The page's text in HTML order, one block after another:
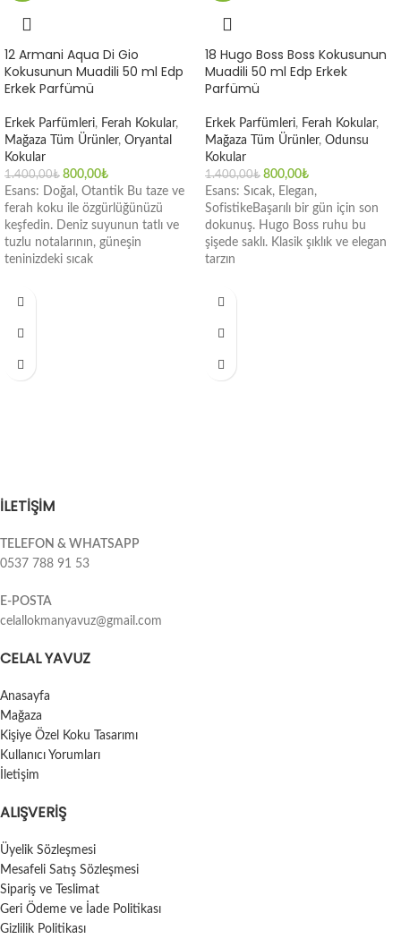
12 Armani Aqua Di Gio
Kokusunun Muadili 50 ml Edp
Erkek Parfümü
Erkek Parfümleri, Ferah Kokular,
Mağaza Tüm Ürünler, Oryantal
Kokular
1.400,00₺ 800,00₺
Esans: Doğal, Otantik Bu taze ve
ferah koku ile özgürlüğünüzü
keşfedin. Deniz suyunun tatlı ve
tuzlu notalarının, güneşin
teninizdeki sıcak
18 Hugo Boss Boss Kokusunun
Muadili 50 ml Edp Erkek
Parfümü
Erkek Parfümleri, Ferah Kokular,
Mağaza Tüm Ürünler, Odunsu
Kokular
1.400,00₺ 800,00₺
Esans: Sıcak, Elegan,
SofistikeBaşarılı bir gün için son
dokunuş. Hugo Boss ruhu bu
şişede saklı. Klasik şıklık ve elegan
tarzın
İLETİŞİM
TELEFON & WHATSAPP
0537 788 91 53
E-POSTA
celallokmanyavuz@gmail.com
CELAL YAVUZ
Anasayfa
Mağaza
Kişiye Özel Koku Tasarımı
Kullanıcı Yorumları
İletişim
ALIŞVERIŞ
Üyelik Sözleşmesi
Mesafeli Satış Sözleşmesi
Sipariş ve Teslimat
Geri Ödeme ve İade Politikası
Gizlilik Politikası